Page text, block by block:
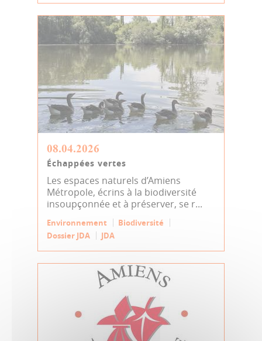
08.04.2026
Échappées vertes
Les espaces naturels d’Amiens
Métropole, écrins à la biodiversité
insoupçonnée et à préserver, se r...
Environnement
Biodiversité
Dossier JDA
JDA